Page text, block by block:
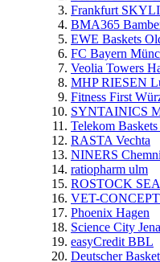
Frankfurt
BMA365
EWE Baskets
FC Bayern
Veolia Towers
MHP RIESEN
Fitness First
SYNTAINICS
Telekom
RASTA Vechta
NINERS
ratiopharm ulm
ROSTOCK
VET-
Phoenix Hagen
Science City Jena
easyCredit BBL
Deutscher